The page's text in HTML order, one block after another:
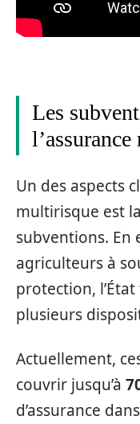
Les
Un des aspects
multirisque est
subventions. En
agriculteurs à
protection,
plusieurs
Actuellement,
couvrir jusqu’à
d’assurance